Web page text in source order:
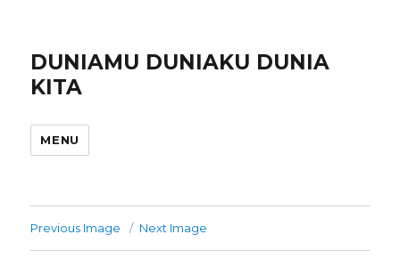
DUNIAMU DUNIAKU DUNIA
KITA
MENU
Previous Image Next Image